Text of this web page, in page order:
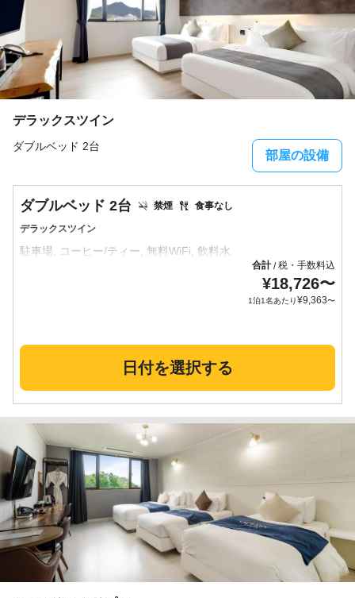
デラックスツイン
ダブルベッド 2台
部屋の設備
デラックスツイン
禁煙 食事なし
ダブルベッド 2台
合計/税・手数料込
¥18,726〜
1泊1名あたり¥9,363〜
日付を選択する